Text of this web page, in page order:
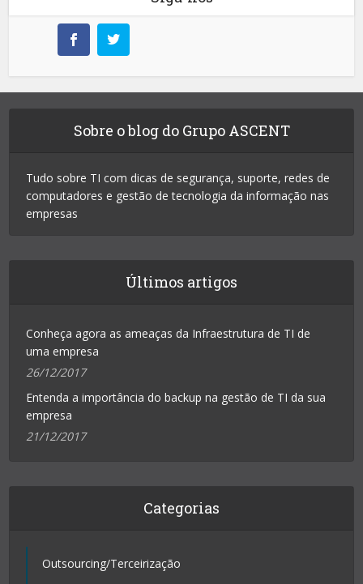
Sobre o blog do Grupo ASCENT
Tudo sobre TI com dicas de segurança, suporte, redes de
computadores e gestão de tecnologia da informação nas
empresas
Últimos artigos
Conheça agora as ameaças da Infraestrutura de TI de
uma empresa
26/12/2017
Entenda a importância do backup na gestão de TI da sua
empresa
21/12/2017
Categorias
Outsourcing/Terceirização